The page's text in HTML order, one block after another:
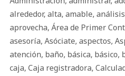
alrededor, alta, amable, análisis
aprovecha, Área de Primer
asesoría, Asóciate, aspectos,
atención, baño, básica, básico,
caja, Caja registradora,